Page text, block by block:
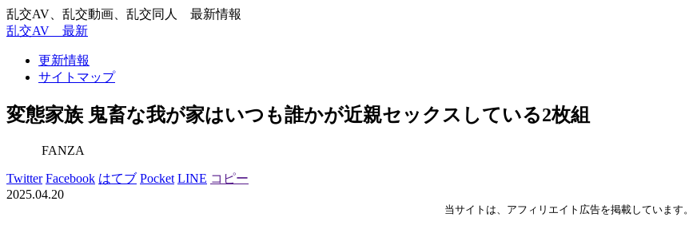
乱交AV、乱交動画、乱交同人 最新情報
乱交AV 最新
更新情報
サイトマップ
変態家族 鬼畜な我が家はいつも誰かが近親セックスしている2枚組
FANZA
Twitter Facebook はてブ Pocket LINE コピー
2025.04.20
当サイトは、アフィリエイト広告を掲載しています。